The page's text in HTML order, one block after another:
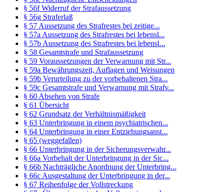
§ 56f Widerruf der Strafaussetzung
§ 56g Straferlaß
§ 57 Aussetzung des Strafrestes bei zeitige...
§ 57a Aussetzung des Strafrestes bei lebensl...
§ 57b Aussetzung des Strafrestes bei lebensl...
§ 58 Gesamtstrafe und Strafaussetzung
§ 59 Voraussetzungen der Verwarnung mit Str...
§ 59a Bewährungszeit, Auflagen und Weisungen
§ 59b Verurteilung zu der vorbehaltenen Stra...
§ 59c Gesamtstrafe und Verwarnung mit Strafv...
§ 60 Absehen von Strafe
§ 61 Übersicht
§ 62 Grundsatz der Verhältnismäßigkeit
§ 63 Unterbringung in einem psychiatrischen...
§ 64 Unterbringung in einer Entziehungsanst...
§ 65 (weggefallen)
§ 66 Unterbringung in der Sicherungsverwahr...
§ 66a Vorbehalt der Unterbringung in der Sic...
§ 66b Nachträgliche Anordnung der Unterbring...
§ 66c Ausgestaltung der Unterbringung in der...
§ 67 Reihenfolge der Vollstreckung